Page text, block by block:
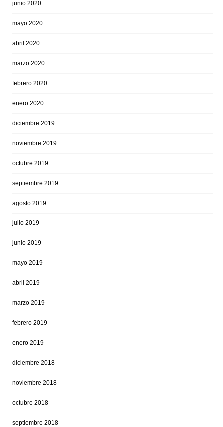
junio 2020
mayo 2020
abril 2020
marzo 2020
febrero 2020
enero 2020
diciembre 2019
noviembre 2019
octubre 2019
septiembre 2019
agosto 2019
julio 2019
junio 2019
mayo 2019
abril 2019
marzo 2019
febrero 2019
enero 2019
diciembre 2018
noviembre 2018
octubre 2018
septiembre 2018